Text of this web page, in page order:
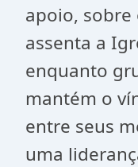
apoio, sobre
assenta a
enquanto
mantém o
entre seus
uma